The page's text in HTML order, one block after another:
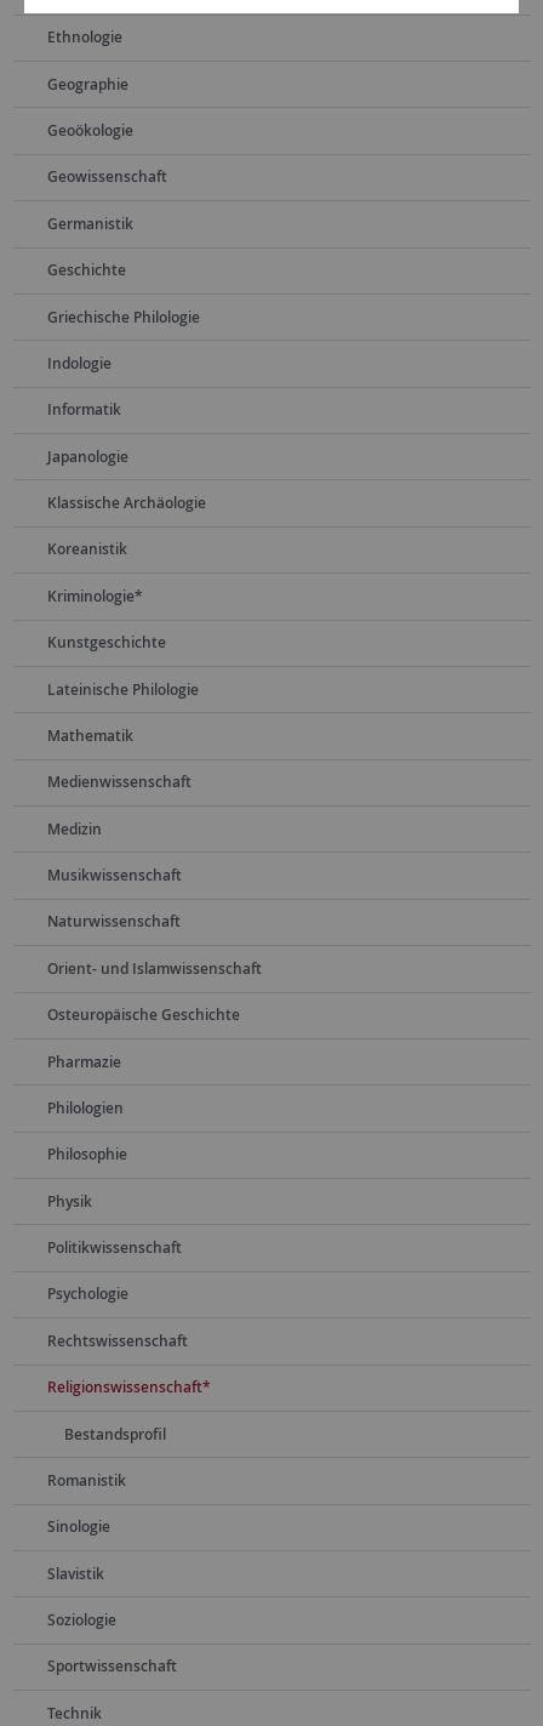
Ethnologie
Geographie
Geoökologie
Geowissenschaft
Germanistik
Geschichte
Griechische Philologie
Indologie
Informatik
Japanologie
Klassische Archäologie
Koreanistik
Kriminologie*
Kunstgeschichte
Lateinische Philologie
Mathematik
Medienwissenschaft
Medizin
Musikwissenschaft
Naturwissenschaft
Orient- und Islamwissenschaft
Osteuropäische Geschichte
Pharmazie
Philologien
Philosophie
Physik
Politikwissenschaft
Psychologie
Rechtswissenschaft
Religionswissenschaft*
Bestandsprofil
Romanistik
Sinologie
Slavistik
Soziologie
Sportwissenschaft
Technik